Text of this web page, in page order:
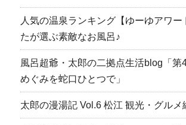
人気の温泉ランキング【ゆーゆアワー
たが選ぶ素敵なお風呂♪
風呂超爺・太郎の二拠点生活blog「第
めぐみを蛇口ひとつで」
太郎の漫湯記 Vol.6 松江 観光・グルメ